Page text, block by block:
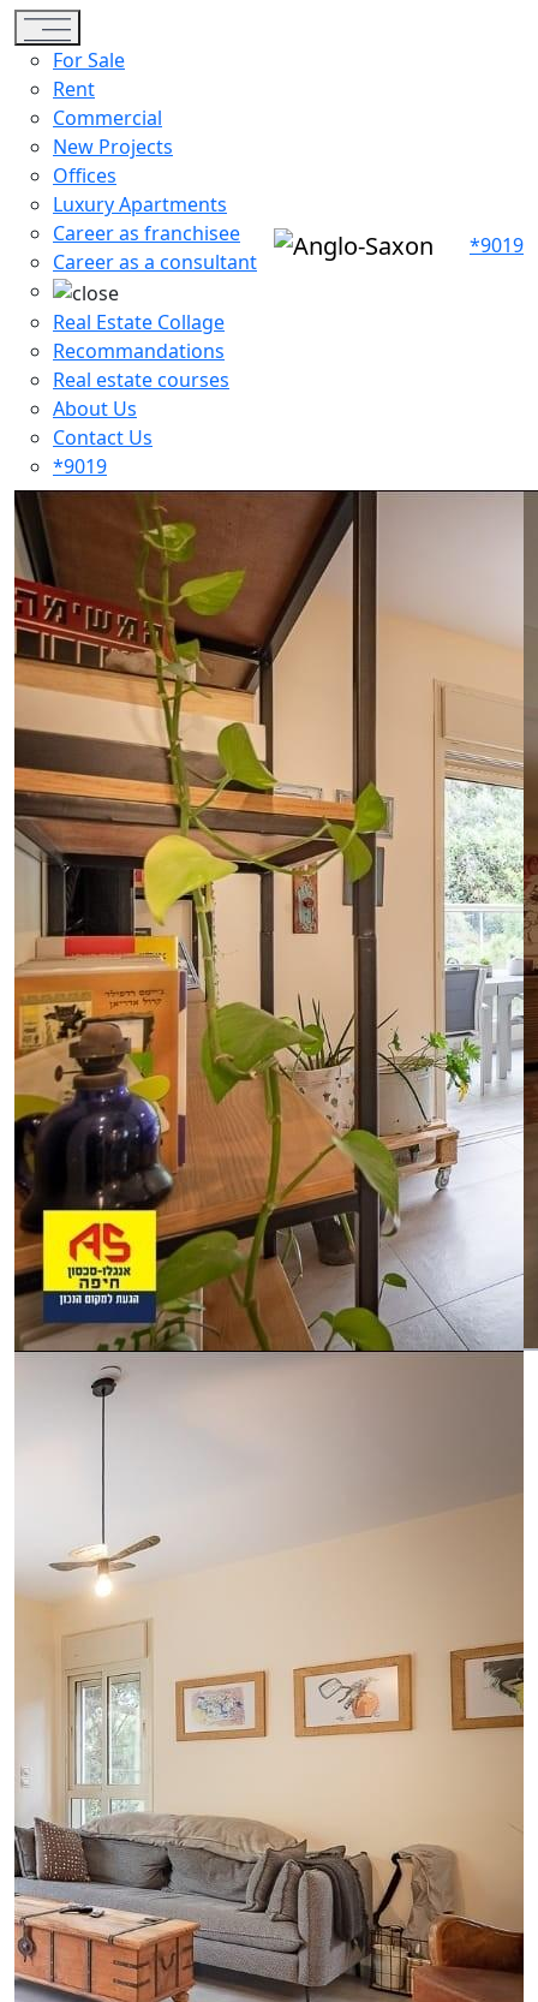
Toggle navigation
For Sale
Rent
Commercial
New Projects
Offices
Luxury Apartments
Career as franchisee
Career as a consultant
Real Estate Collage
Recommandations
Real estate courses
About Us
Contact Us
*9019
*9019